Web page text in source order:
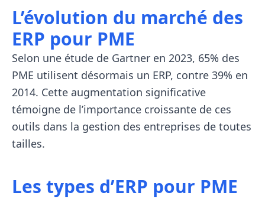
L’évolution du marché des
ERP pour PME
Selon une étude de Gartner en 2023, 65% des
PME utilisent désormais un ERP, contre 39% en
2014. Cette augmentation significative
témoigne de l’importance croissante de ces
outils dans la gestion des entreprises de toutes
tailles.
Les types d’ERP pour PME